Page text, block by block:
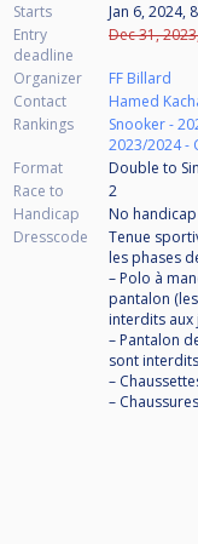
Starts Jan 6, 2024,
Entry
deadline
Dec 31,
Organizer
FF Billard
Contact
Hamed
Rankings
Snooker -
2023/2024 -
Format
Double to
Race to
2
Handicap
No handicap
Dresscode
Tenue
les phases
– Polo à
pantalon
interdits aux
– Pantalon
sont
–
–